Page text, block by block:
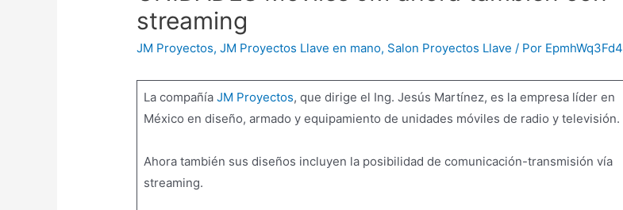
streaming
JM Proyectos,JM Proyectos Llave en mano, Salon Proyectos Llave / Por EpmhWq3Fd4
La compañía JM Proyectos, que dirige el Ing. Jesús Martínez, es la empresa líder en
México en diseño, armado y equipamiento de unidades móviles de radio y televisión.
Ahora también sus diseños incluyen la posibilidad de comunicación-transmisión vía
streaming.